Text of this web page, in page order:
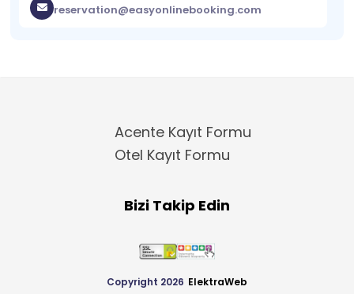
reservation@easyonlinebooking.com
Acente Kayıt Formu
Otel Kayıt Formu
Bizi Takip Edin
Copyright 2026 ElektraWeb